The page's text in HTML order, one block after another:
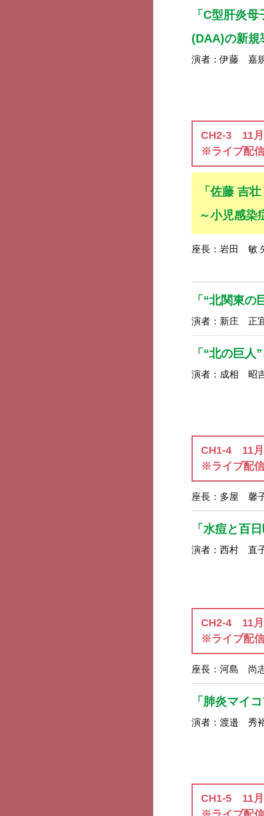
「C型肝炎
(DAA)の新規
演者：伊藤 嘉
CH2-3 11
※ライブ配
「佐藤 吉
～小児感染
座長： 岩田 敏
「“北関東
演者： 新庄 正
「“北の巨
演者： 成相 昭
CH1-4 11
※ライブ配
座長： 多屋 馨
「水痘と百
演者： 西村 直
CH2-4 11
※ライブ配
座長： 河島 尚
「肺炎マイ
演者： 渡邉 秀
CH1-5 11